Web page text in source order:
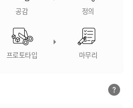
공감 정의
프로토타입 마무리